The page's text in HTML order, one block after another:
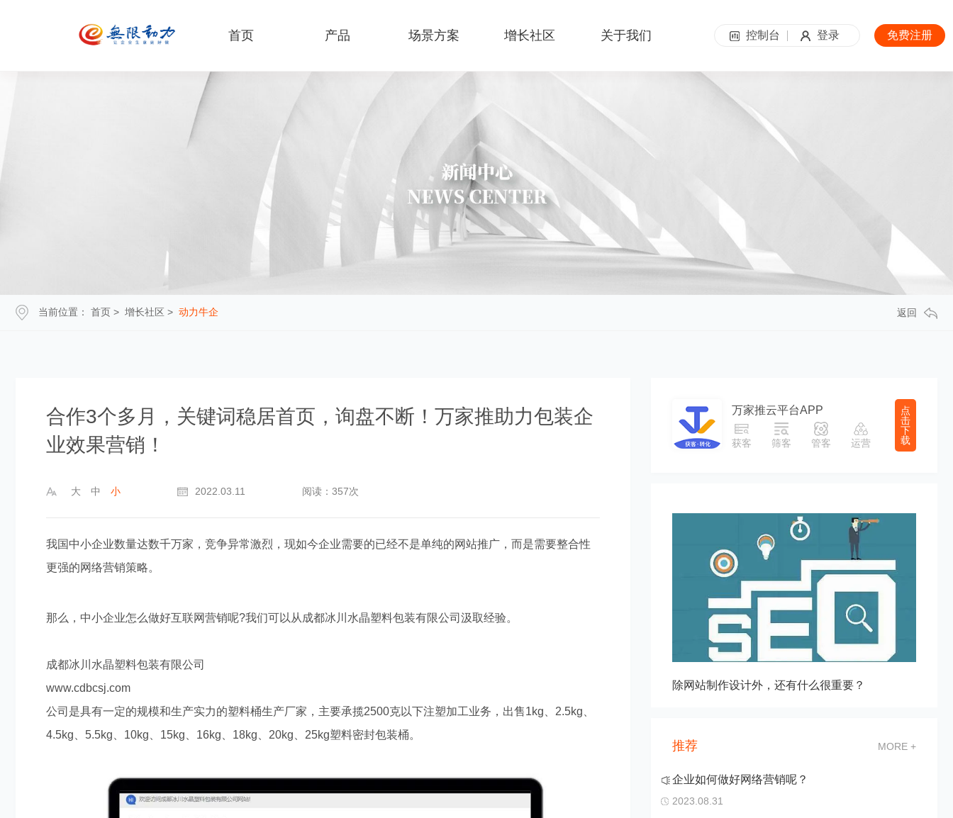
首页 产品 场景方案 增长社区 关于我们 控制台 登录 免费注册
当前位置： 首页 > 增长社区 > 动力牛企 返回
合作3个多月，关键词稳居首页，询盘不断！万家推助力包装企
业效果营销！
大 中 小 2022.03.11 阅读：357次
我国中小企业数量达数千万家，竞争异常激烈，现如今企业需要的已经不是单纯的网站推广，而是需要整合性
更强的网络营销策略。
那么，中小企业怎么做好互联网营销呢?我们可以从成都冰川水晶塑料包装有限公司汲取经验。
成都冰川水晶塑料包装有限公司
www.cdbcsj.com
公司是具有一定的规模和生产实力的塑料桶生产厂家，主要承揽2500克以下注塑加工业务，出售1kg 2.5kg
4.5kg
5.5kg 10kg 15kg 16kg 18kg 20kg 25kg塑料密封包装桶。
万家推云平台APP
获客 筛客 管客 运营
点
击
下
载
怎么去做才可以提高网站的吸引力 除网站制作设计外，还有什么很重要？
推荐 MORE +
企业如何做好网络营销呢？
2023.08.31